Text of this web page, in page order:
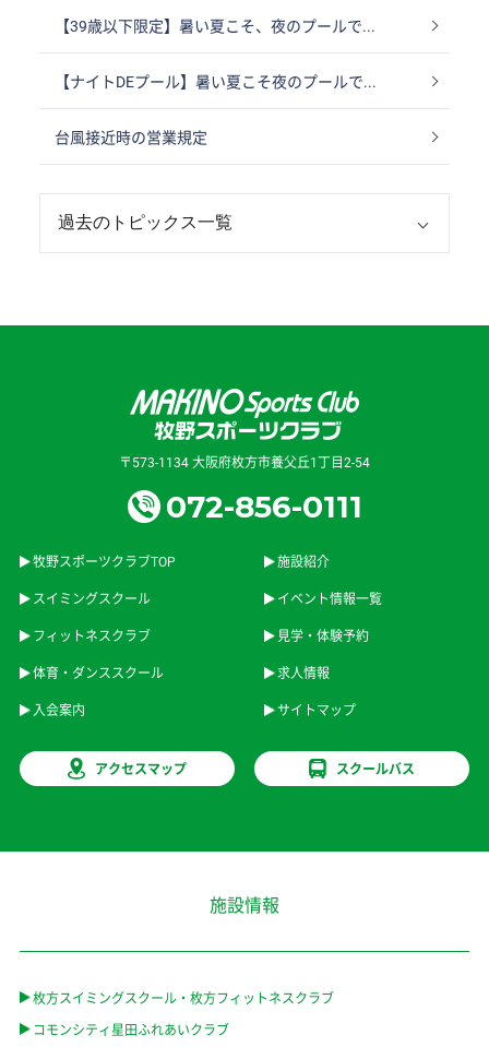
【39歳以下限定】暑い夏こそ、夜のプールで...
【ナイトDEプール】暑い夏こそ夜のプールで...
台風接近時の営業規定
〒573-1134 大阪府枚方市養父丘1丁目2-54
072-856-0111
牧野スポーツクラブTOP
スイミングスクール
フィットネスクラブ
体育・ダンススクール
入会案内
施設紹介
イベント情報一覧
見学・体験予約
求人情報
サイトマップ
アクセスマップ スクールバス
施設情報
枚方スイミングスクール・枚方フィットネスクラブ
コモンシティ星田ふれあいクラブ